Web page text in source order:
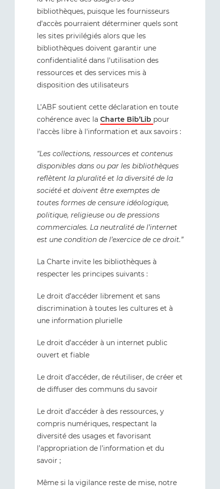
bibliothèques, puisque les fournisseurs
d’accès pourraient déterminer quels sont
les sites privilégiés alors que les
bibliothèques doivent garantir une
confidentialité dans l'utilisation des
ressources et des services mis à
disposition des utilisateurs
L’ABF soutient cette déclaration en toute
cohérence avec la Charte Bib’Lib pour
l'accès libre à l'information et aux savoirs :
“Les collections, ressources et contenus
disponibles dans ou par les bibliothèques
reflètent la pluralité et la diversité de la
société et doivent être exemptes de
toutes formes de censure idéologique,
politique, religieuse ou de pressions
commerciales. La neutralité de l’internet
est une condition de l’exercice de ce droit.”
La Charte invite les bibliothèques à
respecter les principes suivants :
Le droit d’accéder librement et sans
discrimination à toutes les cultures et à
une information plurielle
Le droit d’accéder à un internet public
ouvert et fiable
Le droit d’accéder, de réutiliser, de créer et
de diffuser des communs du savoir
Le droit d’accéder à des ressources, y
compris numériques, respectant la
diversité des usages et favorisant
l’appropriation de l’information et du
savoir ;
Même si la vigilance reste de mise, notre